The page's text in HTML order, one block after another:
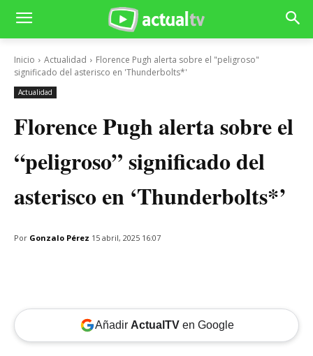
Inicio Actualidad
Florence Pugh alerta sobre el "peligroso"
significado del asterisco en 'Thunderbolts*'
Actualidad
Florence Pugh alerta sobre el
“peligroso” significado del
asterisco en ‘Thunderbolts*’
Por Gonzalo Pérez 15 abril, 2025 16:07
Añadir ActualTVen Google